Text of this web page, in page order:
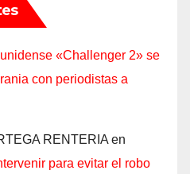
«Challenger 2» se
con periodistas a
RENTERIA en
para evitar el robo